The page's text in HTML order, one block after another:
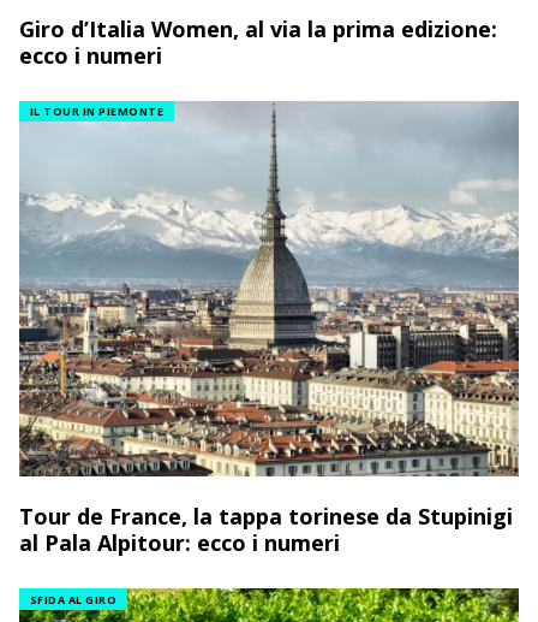
Giro d’Italia Women, al via la prima edizione:
ecco i numeri
IL TOUR IN PIEMONTE
Tour de France, la tappa torinese da Stupinigi
al Pala Alpitour: ecco i numeri
SFIDA AL GIRO